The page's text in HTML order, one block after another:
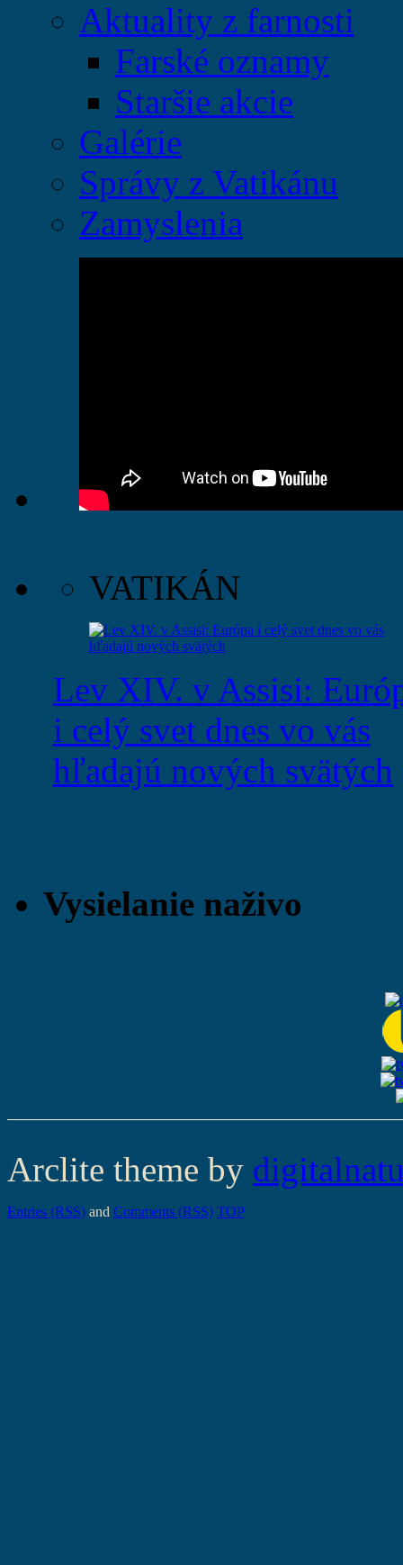
Aktuality z farnosti
Farské oznamy
Staršie akcie
Galérie
Správy z Vatikánu
Zamyslenia
VATIKÁN
Lev XIV. v Assisi:
i celý svet dnes vo vás
hľadajú nových svätých
Vysielanie naživo
Arclite theme by
Entries (RSS) and Comments (RSS) TOP